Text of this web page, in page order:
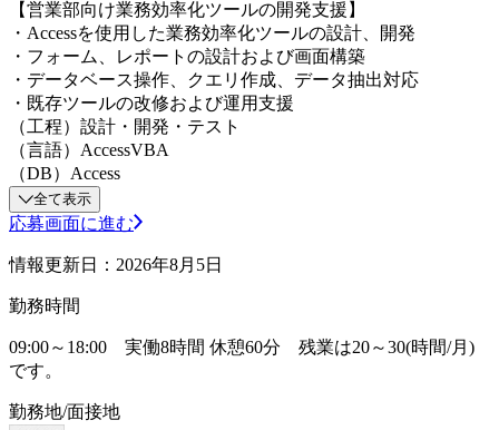
【営業部向け業務効率化ツールの開発支援】
・Accessを使用した業務効率化ツールの設計、開発
・フォーム、レポートの設計および画面構築
・データベース操作、クエリ作成、データ抽出対応
・既存ツールの改修および運用支援
（工程）設計・開発・テスト
（言語）AccessVBA
（DB）Access
全て表示
応募画面に進む
情報更新日：2026年8月5日
勤務時間
09:00～18:00 実働8時間 休憩60分 残業は20～30(時間/月)
です。
勤務地/面接地